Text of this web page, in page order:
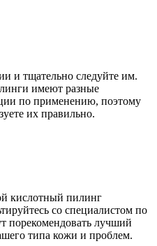
и тщательно следуйте им.
имеют разные
по применению, поэтому
их правильно.
кислотный пилинг
со специалистом по
порекомендовать лучший
типа кожи и проблем.